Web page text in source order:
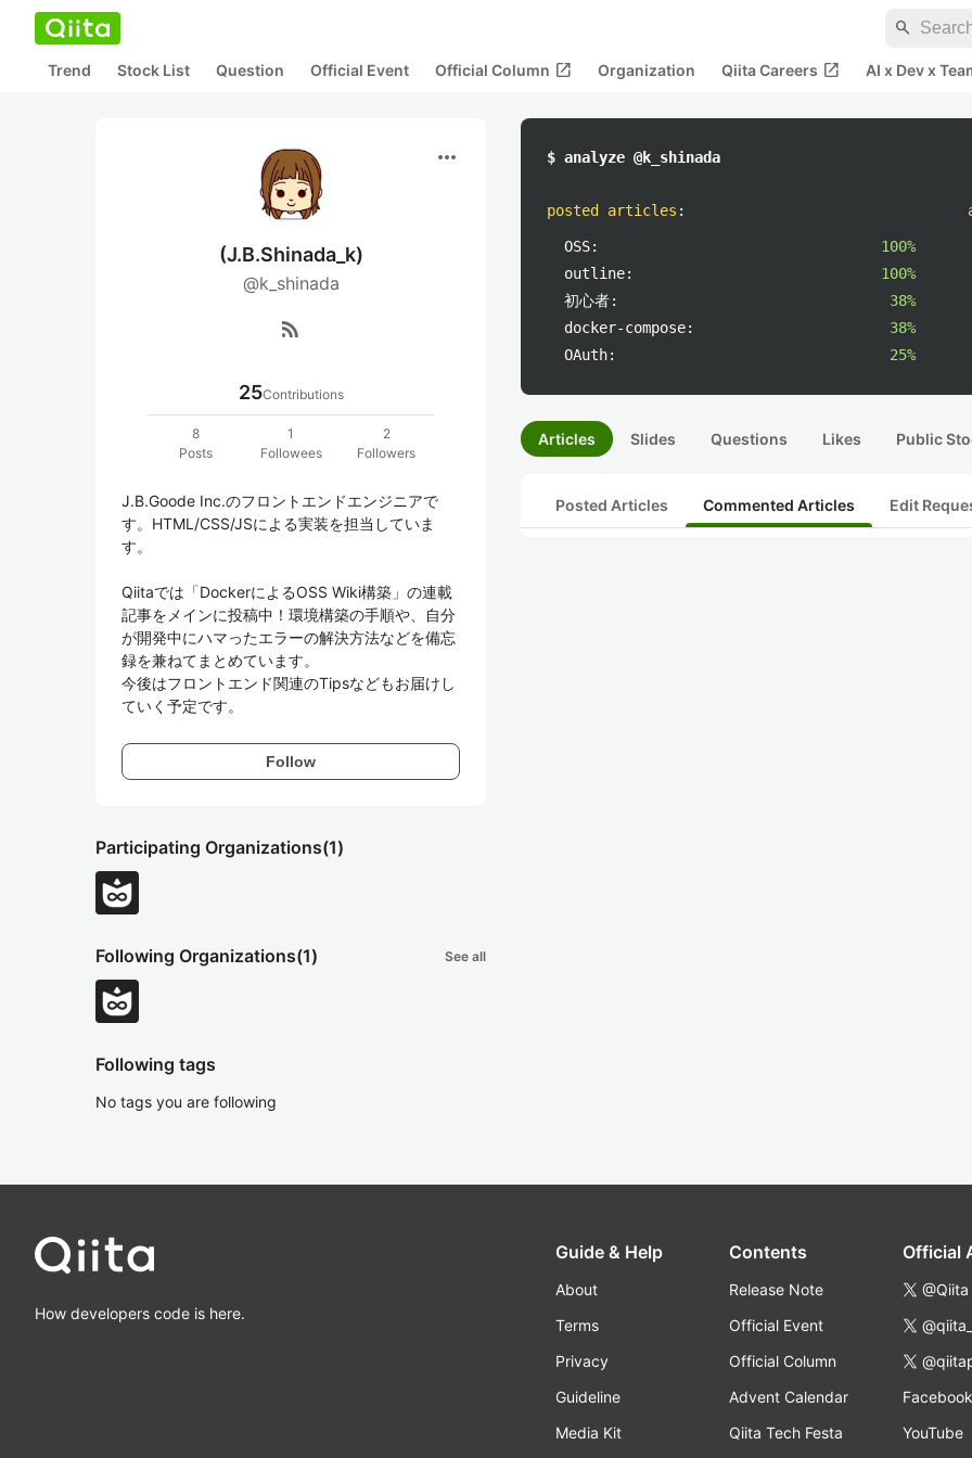
search
Trend Stock List Question Official Event Official Column open_in_new Organization Qiita Careers open_in_new AI x Dev x
more_horiz
(J.B.Shinada_k)
@k_shinada
rss_feed
25Contributions
8
Posts
1
Followees
2
Followers
J.B.Goode Inc.のフロントエンドエンジニアで
す。HTML/CSS/JSによる実装を担当していま
す。
Qiitaでは「DockerによるOSS Wiki構築」の連載
記事をメインに投稿中！環境構築の手順や、自分
が開発中にハマったエラーの解決方法などを備忘
録を兼ねてまとめています。
今後はフロントエンド関連のTipsなどもお届けし
ていく予定です。
Follow
Participating Organizations(1)
Following Organizations(1) See all
Following tags
No tags you are following
$ analyze @k_shinada
posted articles :
OSS:
100%
outline:
100%
初心者:
38%
docker-compose:
38%
OAuth:
25%
Articles Slides Questions Likes Public
Posted Articles Commented Articles Edit
How developers code is here.
Guide & Help
About
Terms
Privacy
Guideline
Media Kit
Contents
Release Note
Official Event
Official Column
Advent Calendar
Qiita Tech Festa
Official
@Qiita
Facebook
YouTube